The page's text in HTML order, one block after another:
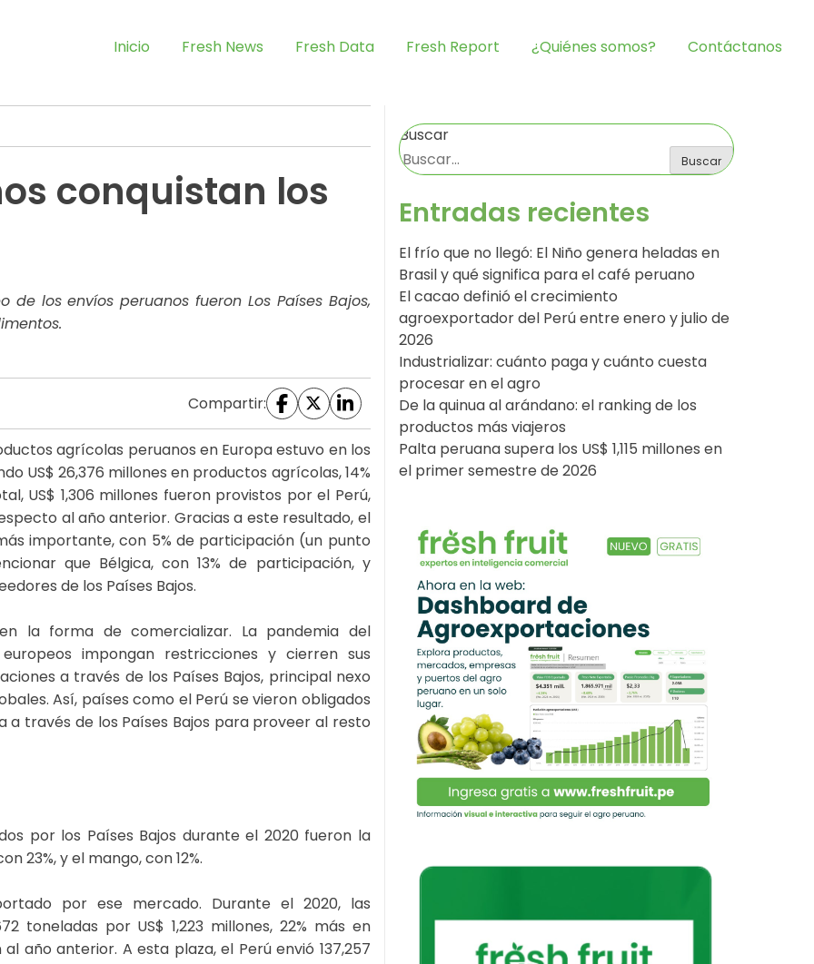
Inicio Fresh News Fresh Data Fresh Report ¿Quiénes somos? Contáctanos
conquistan los
los envíos peruanos fueron Los Países Bajos,
Compartir:
agrícolas peruanos en Europa estuvo en los
US$ 26,376 millones en productos agrícolas, 14%
US$ 1,306 millones fueron provistos por el Perú,
al año anterior. Gracias a este resultado, el
importante, con 5% de participación (un punto
que Bélgica, con 13% de participación, y
de los Países Bajos.
la forma de comercializar. La pandemia del
impongan restricciones y cierren sus
a través de los Países Bajos, principal nexo
Así, países como el Perú se vieron obligados
través de los Países Bajos para proveer al resto
por los Países Bajos durante el 2020 fueron la
23%, y el mango, con 12%.
por ese mercado. Durante el 2020, las
toneladas por US$ 1,223 millones, 22% más en
año anterior. A esta plaza, el Perú envió 137,257
Buscar
Buscar
Entradas recientes
El frío que no llegó: El Niño genera heladas en
Brasil y qué significa para el café peruano
El cacao definió el crecimiento
agroexportador del Perú entre enero y julio de
2026
Industrializar: cuánto paga y cuánto cuesta
procesar en el agro
De la quinua al arándano: el ranking de los
productos más viajeros
Palta peruana supera los US$ 1,115 millones en
el primer semestre de 2026